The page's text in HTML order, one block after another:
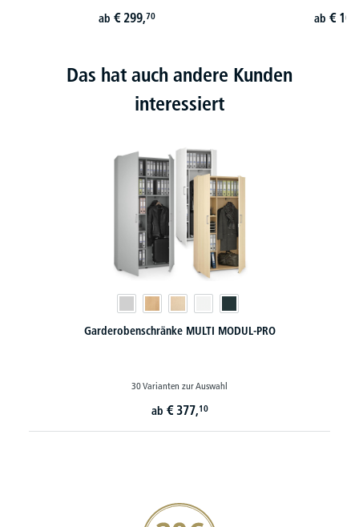
ab € 299,70 ab €
Das hat auch andere Kunden
interessiert
Garderobenschränke MULTI MODUL-PRO
30 Varianten zur Auswahl
ab € 377,10
20€ Gutschein sichern